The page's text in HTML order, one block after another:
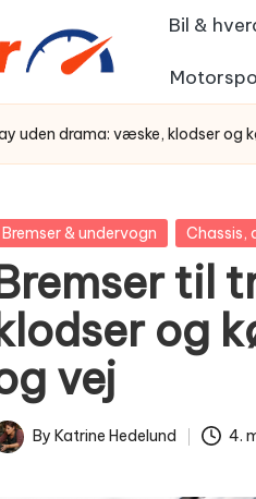
Bil &
uden drama: væske, klodser og
Posted
Bremser & undervogn Chassis,
til
og
vej
By Katrine Hedelund 4.